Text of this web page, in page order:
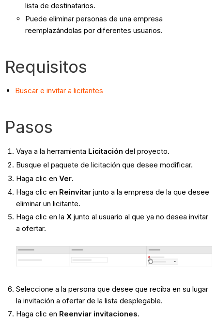
lista de destinatarios.
Puede eliminar personas de una empresa
reemplazándolas por diferentes usuarios.
Requisitos
Buscar e invitar a licitantes
Pasos
Vaya a la herramienta Licitación del proyecto.
Busque el paquete de licitación que desee modificar.
Haga clic en Ver.
Haga clic en Reinvitarjunto a la empresa de la que desee
eliminar un licitante.
Haga clic en la Xjunto al usuario al que ya no desea invitar
a ofertar.
Seleccione a la persona que desee que reciba en su lugar
la invitación a ofertar de la lista desplegable.
Haga clic en Reenviar invitaciones.